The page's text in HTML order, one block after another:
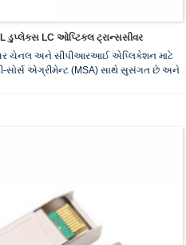
ડુપ્લેક્સ LC ઓપ્ટિકલ ટ્રાન્સસીવર
ચેનલ અને સીપીઆરઆઈ એપ્લિકેશન માટે
સોર્સ એગ્રીમેન્ટ (MSA) સાથે સુસંગત છે અને